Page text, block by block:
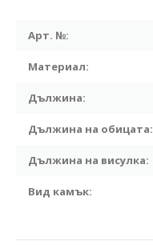
Арт. №:
Материал:
Дължина:
Дължина на обицата:
Дължина на висулка:
Вид камък: